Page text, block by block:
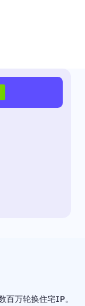
百万轮换住宅IP。